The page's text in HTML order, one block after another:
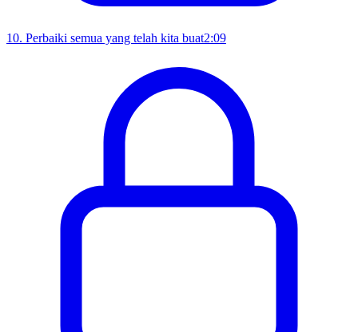
10. Perbaiki semua yang telah kita buat2:09